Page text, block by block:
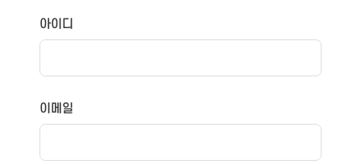
아이디
이메일